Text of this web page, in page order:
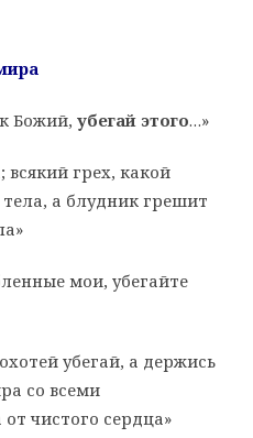
Божий, убегай этого…»
всякий грех, какой
тела, а блудник грешит
мои, убегайте
убегай, а держись
со всеми
чистого сердца»